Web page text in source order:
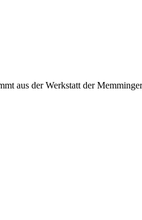
aus der Werkstatt der